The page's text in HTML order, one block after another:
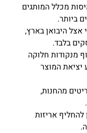
מכלל המותגים
ביותר.
היבואן בארץ,
מנקודות חלוקה
(מרגע יציאת המוצר
מהחנות,
אריזות